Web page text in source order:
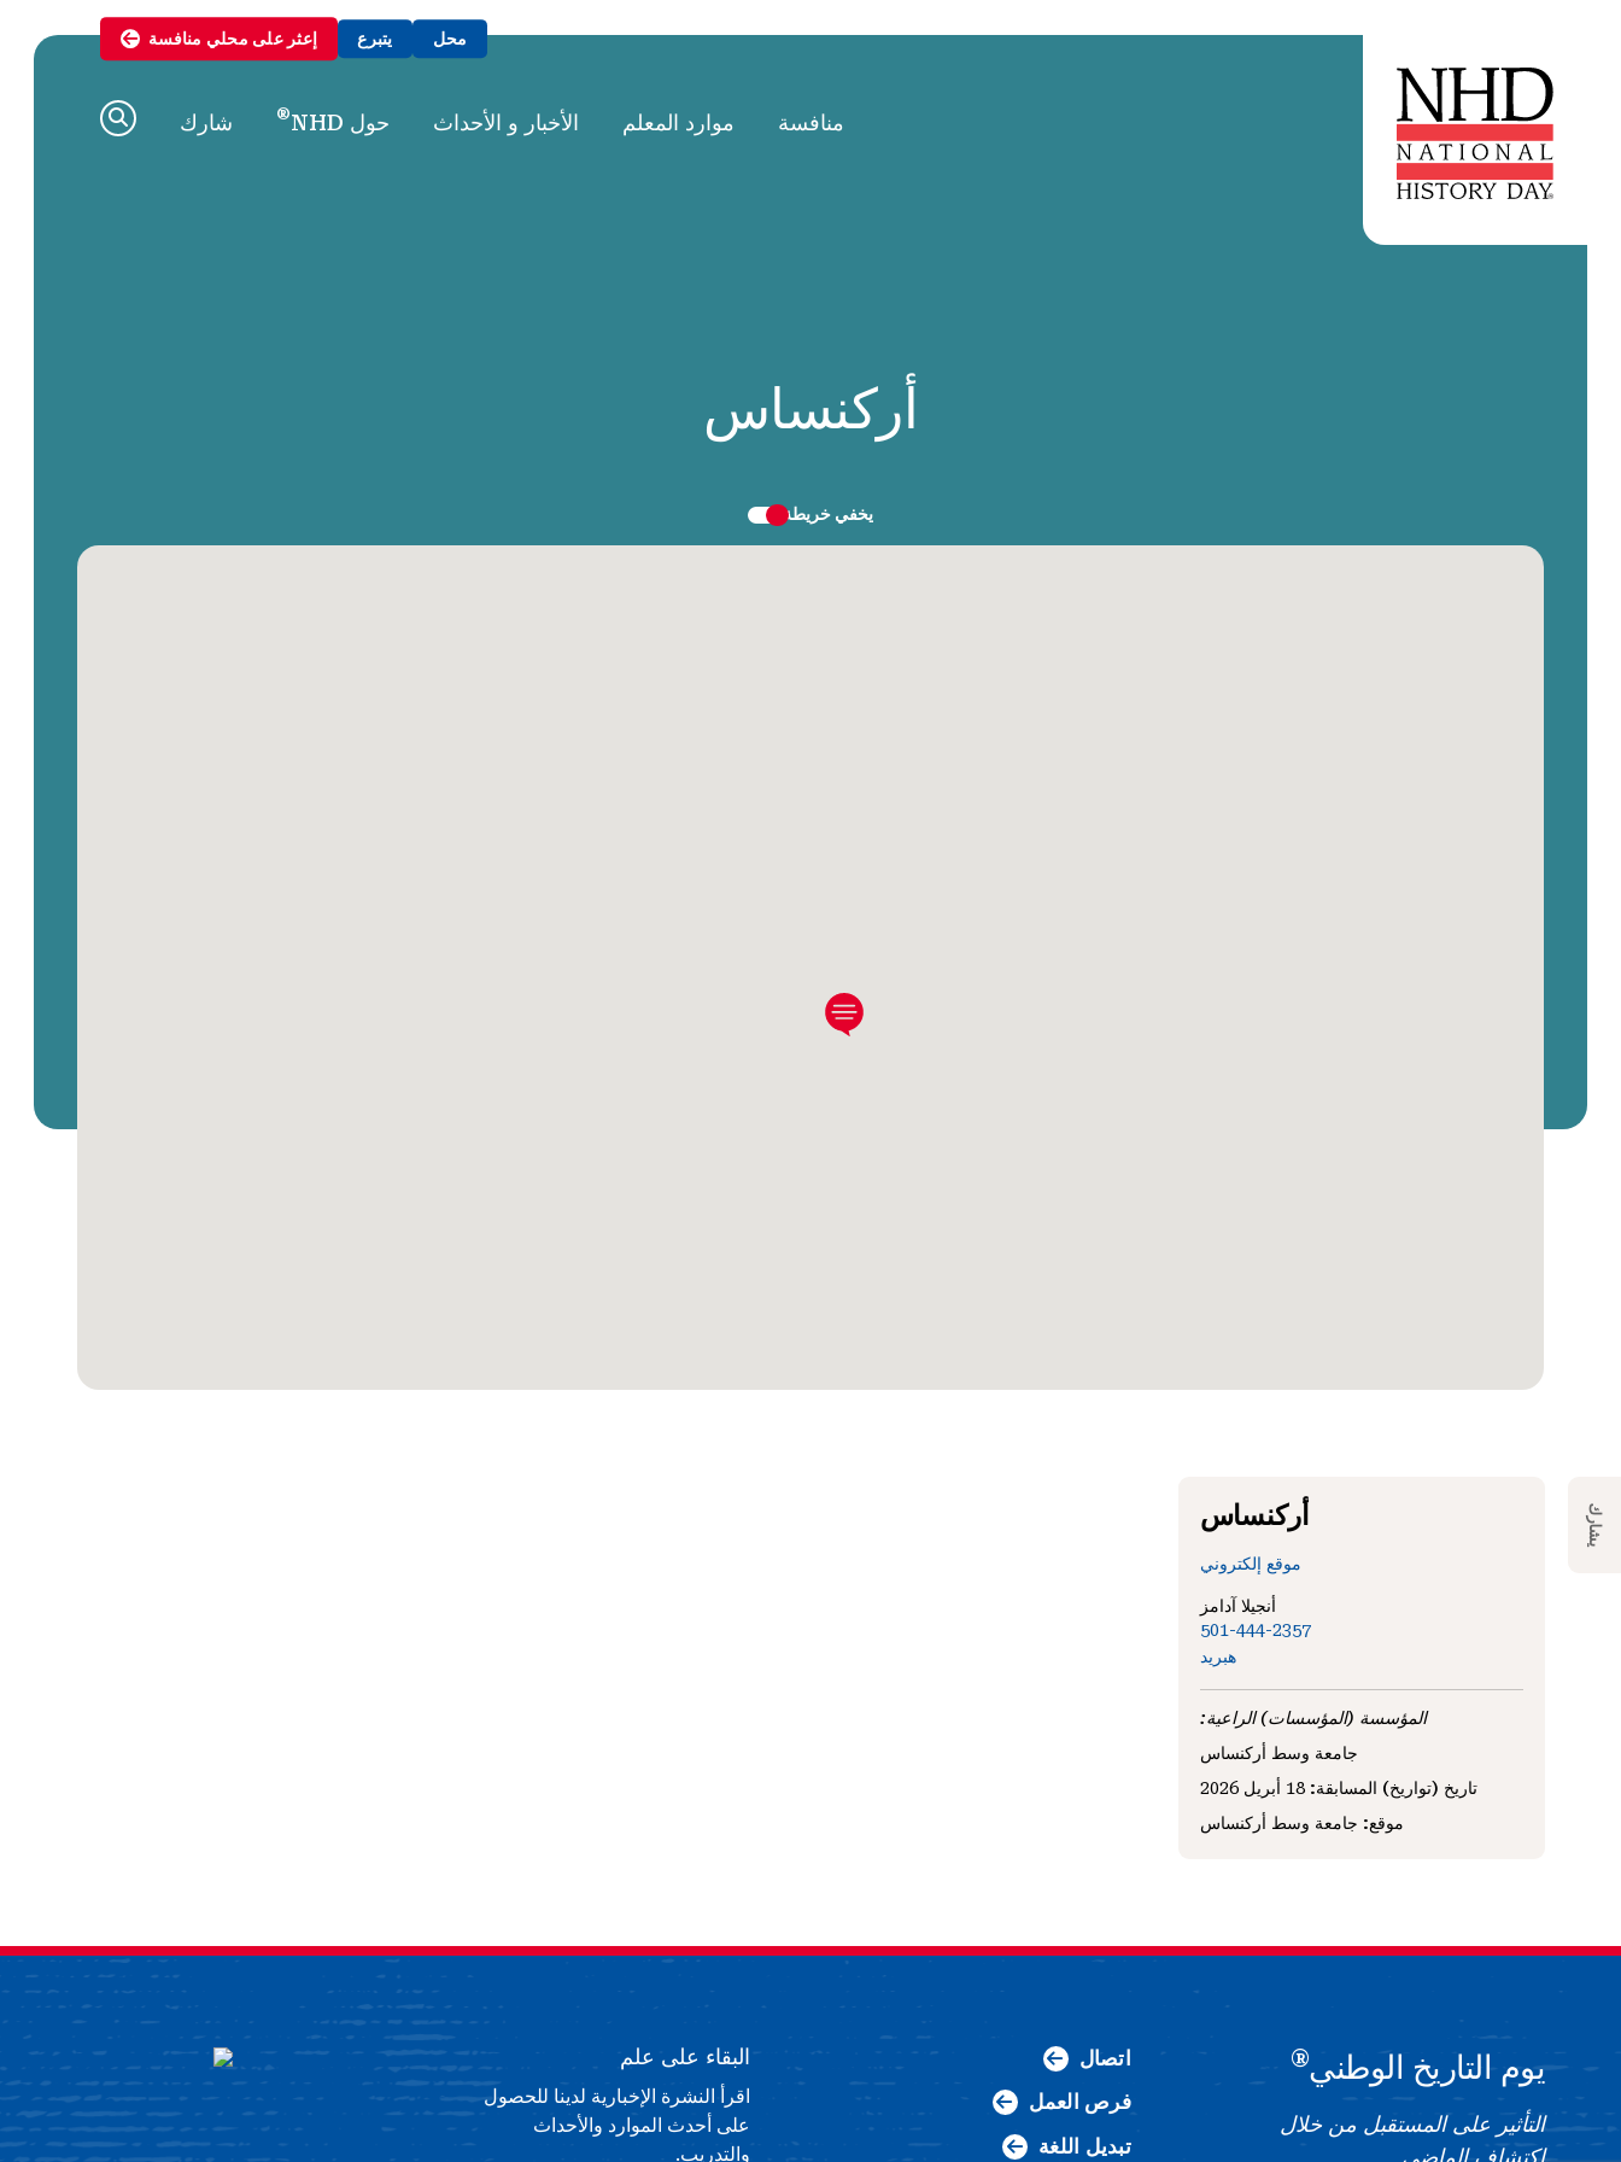
محل يتبرع إعثر على محلي منافسة
منافسة موارد المعلم الأخبار و الأحداث حول NHD ® شارك
أركنساس
يخفي خريطة
أركنساس
موقع إلكتروني
أنجيلا آدامز
501-444-2357
هبريد
المؤسسة (المؤسسات) الراعية:
جامعة وسط أركنساس
تاريخ (تواريخ) المسابقة: 18 أبريل 2026
موقع: جامعة وسط أركنساس
يشارك
يوم التاريخ الوطني®
التأثير على المستقبل من خلال
اتصال
فرص العمل
تبديل اللغة
البقاء على علم
اقرأ النشرة الإخبارية لدينا للحصول
على أحدث الموارد والأحداث
والتدريب.